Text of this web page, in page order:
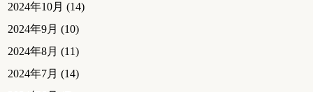
2024年10月 (14)
2024年9月 (10)
2024年8月 (11)
2024年7月 (14)